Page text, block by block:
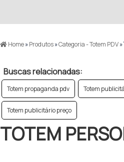
Home»Produtos»Categoria - Totem PDV»
Buscas relacionadas:
Totem propaganda pdv Totem
Totem publicitário preço
TOTEM